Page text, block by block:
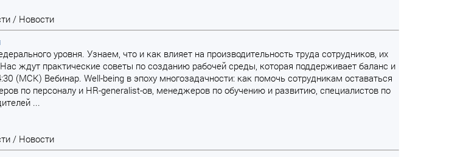
/ Новости
уровня. Узнаем, что и как влияет на производительность труда сотрудников, их
ждут практические советы по созданию рабочей среды, которая поддерживает баланс и
(МСК) Вебинар. Well-being в эпоху многозадачности: как помочь сотрудникам оставаться
по персоналу и HR-generalist-ов, менеджеров по обучению и развитию, специалистов по
...
/ Новости